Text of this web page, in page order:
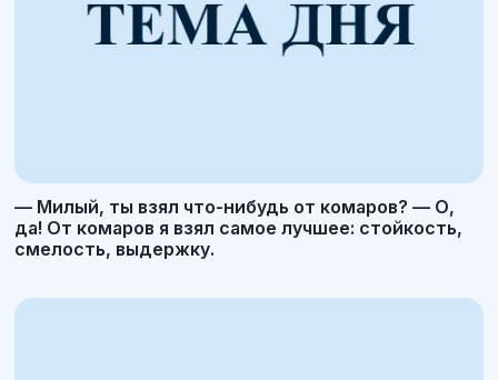
— Милый, ты взял что-нибудь от комаров? — О,
да! От комаров я взял самое лучшее: стойкость,
смелость, выдержку.